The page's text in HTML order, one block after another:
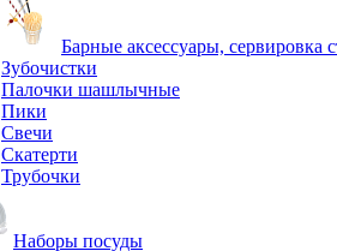
Барные аксессуары, сервировка
Зубочистки
Палочки шашлычные
Пики
Свечи
Скатерти
Трубочки
Наборы посуды